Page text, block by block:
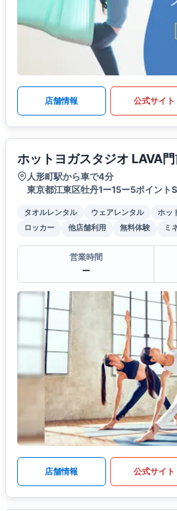
店舗情報 公式サイト
ホットヨガスタジオ LAVA
人形町駅から車で4分
東京都江東区牡丹1ー15ー5ポイン
タオルレンタル ウェアレンタル ホッ
ロッカー
他店舗利用 無料体験 ミ
営業時間
ー
店舗情報 公式サイト